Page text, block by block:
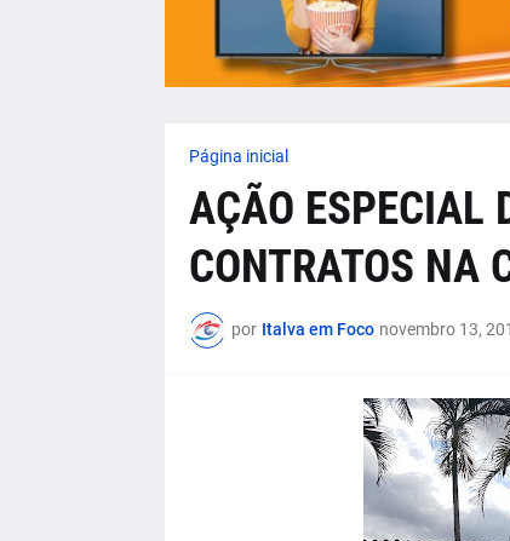
Página inicial
AÇÃO ESPECIAL
CONTRATOS NA
por Italva em Foco novembro 13,